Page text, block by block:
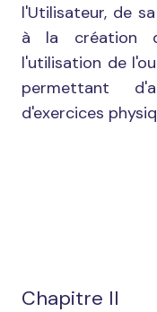
l'Utilisateur, de
à la création
l'utilisation de
permettant
d'exercices
Chapitre II